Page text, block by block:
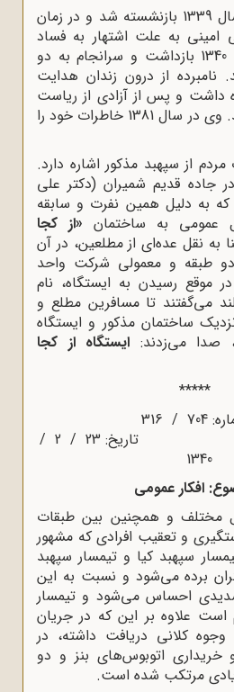
حاجعلى کیا اواخر سال 1339 بازنشسته شد و در زمان
به علت اشتهار به فساد
مالى در 23 اردیبهشت 1340 بازداشت و سرانجام به دو
از درون زندان هدایت
داشت و پس از آزادى از ریاست
سازمان مذکور برکنار شد. وی در سال 1381 خاطرات خود را
از سپهبد مذکور اشاره دارد.
جاده قدیم شمیران (دکتر علی
به دلیل همین نفرت و سابقه
عمومی به ساختمان «از کجا
به نقل عده‌ای از مطلعین، در آن
طبقه و معمولی شرکت واحد
موقع رسیدن به ایستگاه، نام
می‌گفتند تا مسافرین مطلع و
ساختمان مذکور و ایستگاه
صدا می‌زدند: ایستگاه از کجا
*****
شماره‌: 704 / 316
تاریخ‌: 23 / 2 /
افکار عمومی
مختلف و همچنین بین طبقات
و تعقیب افرادی که مشهور
سپهبد کیا و تیمسار سپهبد
برده می‌شود و نسبت به این
احساس می‌شود و تیمسار
است علاوه بر این که در جریان
وجوه کلانی دریافت داشته، در
اتوبوس‌های بنز و دو
مرتکب شده است.